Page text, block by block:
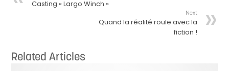
Casting « Largo Winch »
Next
Quand la réalité roule avec la
fiction !
Related Articles